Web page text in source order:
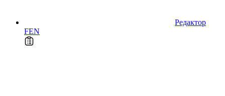
Редактор
FEN